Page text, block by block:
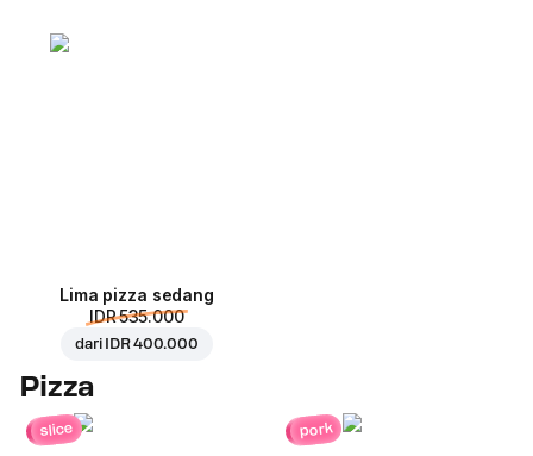
Lima pizza sedang
IDR 535.000
dari IDR 400.000
Pizza
slice pork